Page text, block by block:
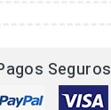
Seguros